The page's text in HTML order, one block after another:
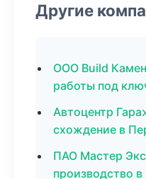
Другие
ООО Build
работы под
Автоцентр
схождение в
ПАО Мастер
производство